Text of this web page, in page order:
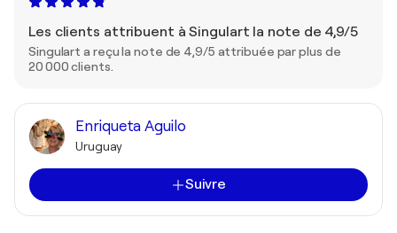
Les clients attribuent à Singulart la note de 4,9/5
Singulart a reçu la note de 4,9/5 attribuée par plus de
20 000 clients.
Enriqueta Aguilo
Uruguay
Suivre